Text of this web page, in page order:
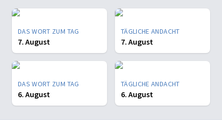
DAS WORT ZUM TAG
7. August
TÄGLICHE ANDACHT
7. August
DAS WORT ZUM TAG
6. August
TÄGLICHE ANDACHT
6. August